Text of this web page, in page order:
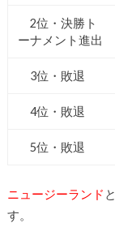
2位・決勝ト
ーナメント進出
3位・敗退
4位・敗退
5位・敗退
ニュージーランド と
す。